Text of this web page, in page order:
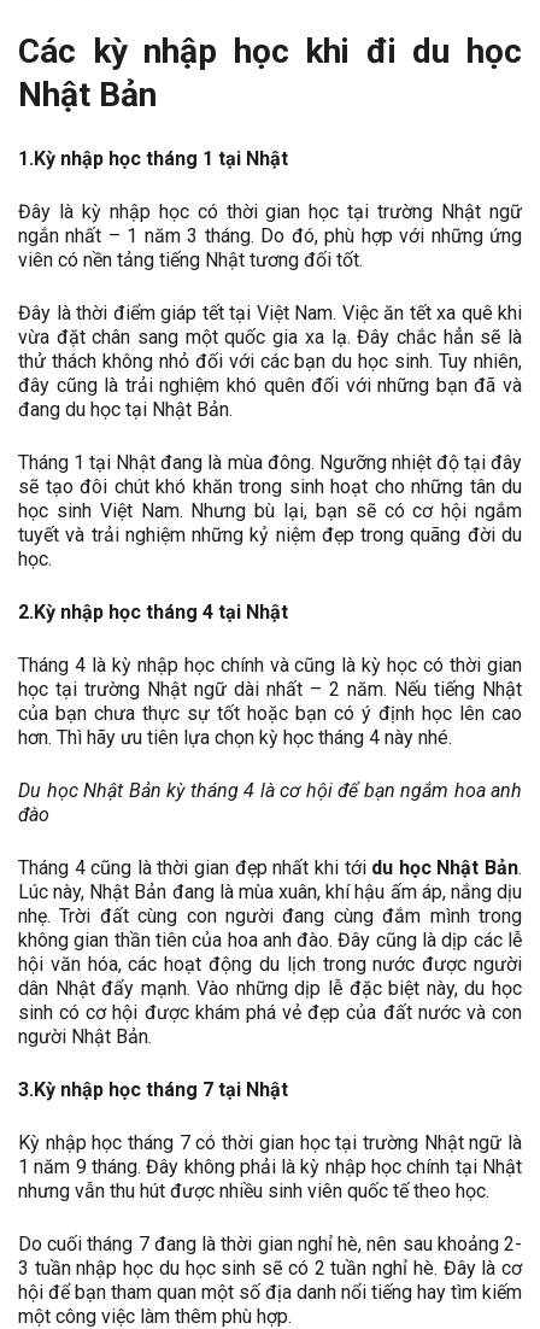
Các kỳ nhập học khi đi du học
Nhật Bản
1.Kỳ nhập học tháng 1 tại Nhật
Đây là kỳ nhập học có thời gian học tại trường Nhật ngữ
ngắn nhất – 1 năm 3 tháng. Do đó, phù hợp với những ứng
viên có nền tảng tiếng Nhật tương đối tốt.
Đây là thời điểm giáp tết tại Việt Nam. Việc ăn tết xa quê khi
vừa đặt chân sang một quốc gia xa lạ. Đây chắc hẳn sẽ là
thử thách không nhỏ đối với các bạn du học sinh. Tuy nhiên,
đây cũng là trải nghiệm khó quên đối với những bạn đã và
đang du học tại Nhật Bản.
Tháng 1 tại Nhật đang là mùa đông. Ngưỡng nhiệt độ tại đây
sẽ tạo đôi chút khó khăn trong sinh hoạt cho những tân du
học sinh Việt Nam. Nhưng bù lại, bạn sẽ có cơ hội ngắm
tuyết và trải nghiệm những kỷ niệm đẹp trong quãng đời du
học.
2.Kỳ nhập học tháng 4 tại Nhật
Tháng 4 là kỳ nhập học chính và cũng là kỳ học có thời gian
học tại trường Nhật ngữ dài nhất – 2 năm. Nếu tiếng Nhật
của bạn chưa thực sự tốt hoặc bạn có ý định học lên cao
hơn. Thì hãy ưu tiên lựa chọn kỳ học tháng 4 này nhé.
Du học Nhật Bản kỳ tháng 4 là cơ hội để bạn ngắm hoa anh
đào
Tháng 4 cũng là thời gian đẹp nhất khi tới du học Nhật Bản.
Lúc này, Nhật Bản đang là mùa xuân, khí hậu ấm áp, nắng dịu
nhẹ. Trời đất cùng con người đang cùng đắm mình trong
không gian thần tiên của hoa anh đào. Đây cũng là dịp các lễ
hội văn hóa, các hoạt động du lịch trong nước được người
dân Nhật đẩy mạnh. Vào những dịp lễ đặc biệt này, du học
sinh có cơ hội được khám phá vẻ đẹp của đất nước và con
người Nhật Bản.
3.Kỳ nhập học tháng 7 tại Nhật
Kỳ nhập học tháng 7 có thời gian học tại trường Nhật ngữ là
1 năm 9 tháng. Đây không phải là kỳ nhập học chính tại Nhật
nhưng vẫn thu hút được nhiều sinh viên quốc tế theo học.
Do cuối tháng 7 đang là thời gian nghỉ hè, nên sau khoảng 2-
3 tuần nhập học du học sinh sẽ có 2 tuần nghỉ hè. Đây là cơ
hội để bạn tham quan một số địa danh nổi tiếng hay tìm kiếm
một công việc làm thêm phù hợp.